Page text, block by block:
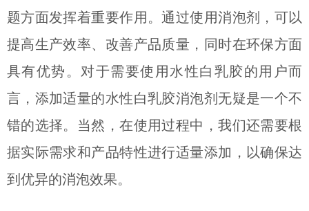
题方面发挥着重要作用。通过使用消泡剂，可以
提高生产效率、改善产品质量，同时在环保方面
具有优势。对于需要使用水性白乳胶的用户而
言，添加适量的水性白乳胶消泡剂无疑是一个不
错的选择。当然，在使用过程中，我们还需要根
据实际需求和产品特性进行适量添加，以确保达
到优异的消泡效果。